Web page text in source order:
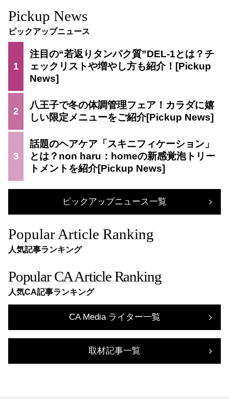
Pickup News
ピックアップニュース
1
注目の“若返りタンパク質”DEL-1とは？チ
ェックリストや増やし方も紹介！
2
八王子で冬の体調管理フェア！カラダに嬉
しい限定メニューをご紹介
3
話題のヘアケア「スキニフィケーション」
とは？non haru：homeの新感覚泡トリー
トメントを紹介
ピックアップニュース一覧
Popular Article Ranking
人気記事ランキング
Popular CA Article Ranking
人気CA記事ランキング
CA Media ライター一覧
取材記事一覧